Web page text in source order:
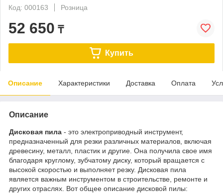
Код: 000163
Розница
52 650 ₸
Купить
Описание Характеристики Доставка Оплата
Описание
Дисковая пила - это электроприводный инструмент,
предназначенный для резки различных материалов, включая
древесину, металл, пластик и другие. Она получила свое имя
благодаря круглому, зубчатому диску, который вращается с
высокой скоростью и выполняет резку. Дисковая пила
является важным инструментом в строительстве, ремонте и
других отраслях. Вот общее описание дисковой пилы: